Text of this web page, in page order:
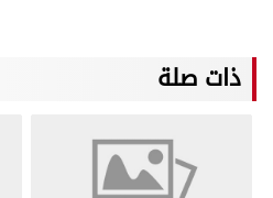
ذات صلة